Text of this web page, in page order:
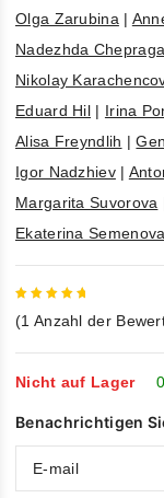
Olga Zarubina |
Nadezhda Chepraga
Nikolay
Eduard Hil | Irina
Alisa Freyndlih |
Igor Nadzhiev|
Margarita Suvorova
Ekaterina Semenova
5
(1 Anzahl der
Nicht auf Lager
Benachrichtigen